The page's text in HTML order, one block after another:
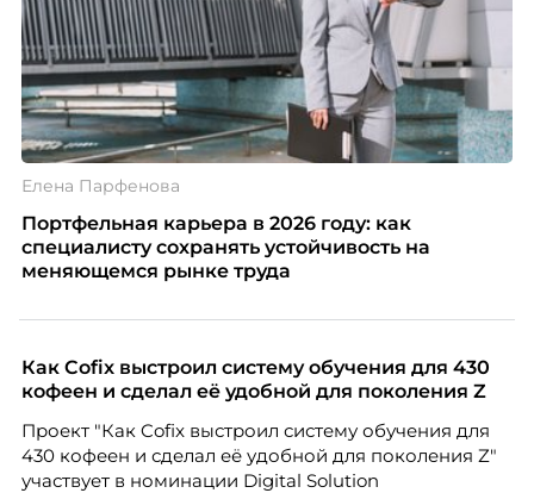
Елена Парфенова
Портфельная карьера в 2026 году: как
специалисту сохранять устойчивость на
меняющемся рынке труда
Как Cofix выстроил систему обучения для 430
кофеен и сделал её удобной для поколения Z
Проект "Как Cofix выстроил систему обучения для
430 кофеен и сделал её удобной для поколения Z"
участвует в номинации Digital Solution